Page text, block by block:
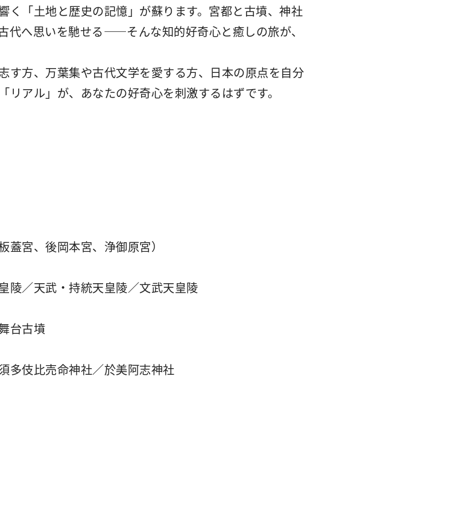
く「土地と歴史の記憶」が蘇ります。宮都と古墳、神社
代へ思いを馳せる――そんな知的好奇心と癒しの旅が、
す方、万葉集や古代文学を愛する方、日本の原点を自分
アル」が、あなたの好奇心を刺激するはずです。
宮、後岡本宮、浄御原宮）
陵／天武・持統天皇陵／文武天皇陵
台古墳
多伎比売命神社／於美阿志神社